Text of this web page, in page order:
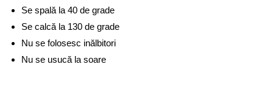
Se spală la 40 de grade
Se calcă la 130 de grade
Nu se folosesc inălbitori
Nu se usucă la soare